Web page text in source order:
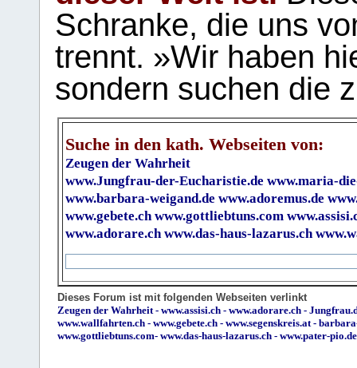
Schranke, die uns
trennt. »Wir haben
sondern suchen die
Suche in den kath. Webseiten von:
Zeugen der Wahrheit
www.Jungfrau-der-Eucharistie.de www.maria-
www.barbara-weigand.de www.adoremus.de
www.gebete.ch www.gottliebtuns.com
www.adorare.ch www.das-haus-lazarus.ch
Dieses Forum ist mit folgenden Webseiten verlinkt
Zeugen der Wahrheit- www.assisi.ch - www.adorare.ch -
www.wallfahrten.ch - www.gebete.ch - www.segenskreis.at-
www.gottliebtuns.com- www.das-haus-lazarus.ch - www.pater-pio.de